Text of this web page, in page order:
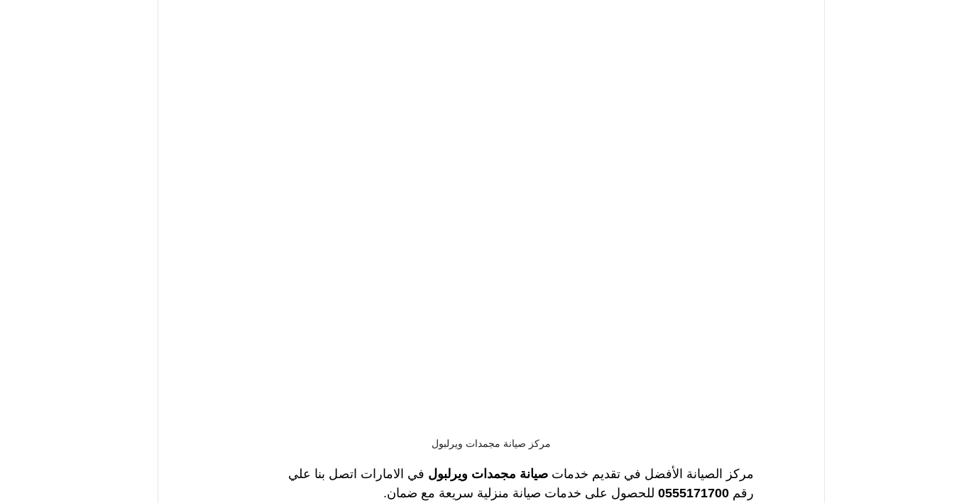
مركز صيانة مجمدات ويرلبول
مركز الصيانة الأفضل في تقديم خدمات صيانة مجمدات ويرلبول في الامارات اتصل بنا علي
رقم 0555171700 للحصول على خدمات صيانة منزلية سريعة مع ضمان.